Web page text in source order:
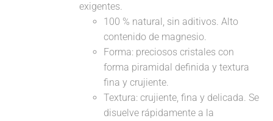
exigentes.
100 % natural, sin aditivos. Alto
contenido de magnesio.
Forma: preciosos cristales con
forma piramidal definida y textura
fina y crujiente.
Textura: crujiente, fina y delicada. Se
disuelve rápidamente a la